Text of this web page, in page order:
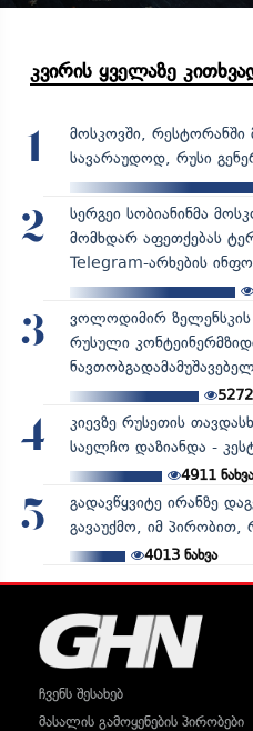
კვირის ყველაზე
1
მოსკოვში, რესტორანში
სავარაუდოდ, რუსი
2
სერგეი სობიანინმა
მომხდარ აფეთქებას
Telegram-არხების
3
ვოლოდიმირ ზელენსკის
რუსული
5272
4
კიევზე რუსეთის
საელჩო დაზიანდა -
4911ნახვა
5
გადავწყვიტე ირანზე
გავაუქმო, იმ პირობით,
4013ნახვა
ჩვენს შესახებ
მასალის გამოყენების პირობები